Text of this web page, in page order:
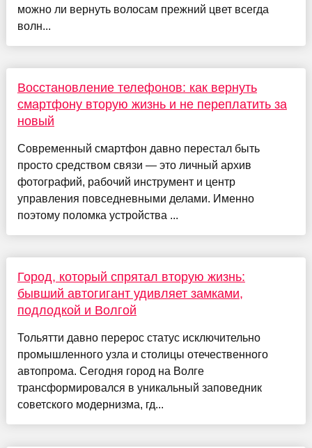
можно ли вернуть волосам прежний цвет всегда
волн...
Восстановление телефонов: как вернуть
смартфону вторую жизнь и не переплатить за
новый
Современный смартфон давно перестал быть
просто средством связи — это личный архив
фотографий, рабочий инструмент и центр
управления повседневными делами. Именно
поэтому поломка устройства ...
Город, который спрятал вторую жизнь:
бывший автогигант удивляет замками,
подлодкой и Волгой
Тольятти давно перерос статус исключительно
промышленного узла и столицы отечественного
автопрома. Сегодня город на Волге
трансформировался в уникальный заповедник
советского модернизма, гд...